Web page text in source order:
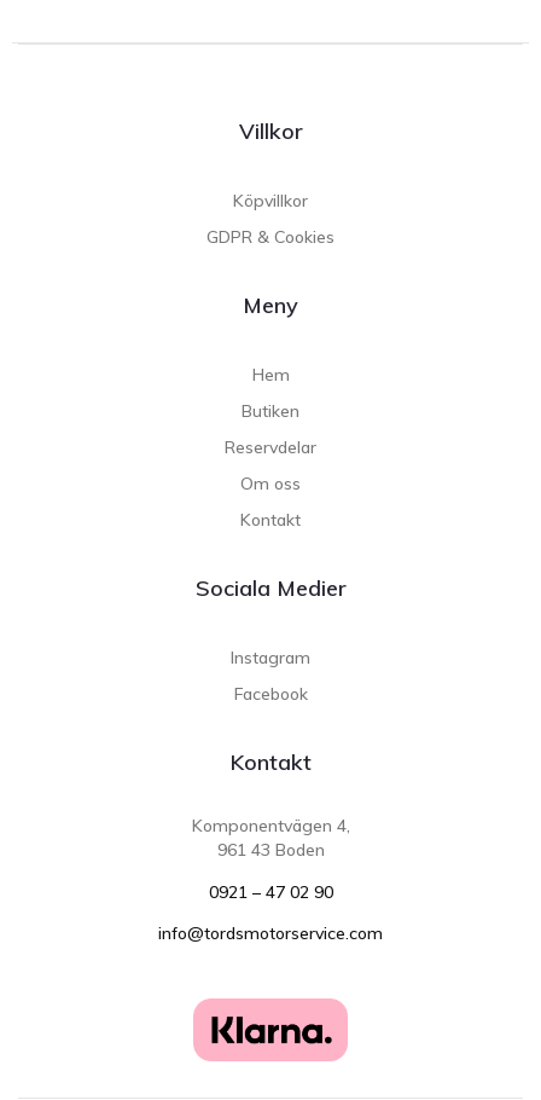
Villkor
Köpvillkor
GDPR & Cookies
Meny
Hem
Butiken
Reservdelar
Om oss
Kontakt
Sociala Medier
Instagram
Facebook
Kontakt
Komponentvägen 4,
961 43 Boden
0921 – 47 02 90
info@tordsmotorservice.com